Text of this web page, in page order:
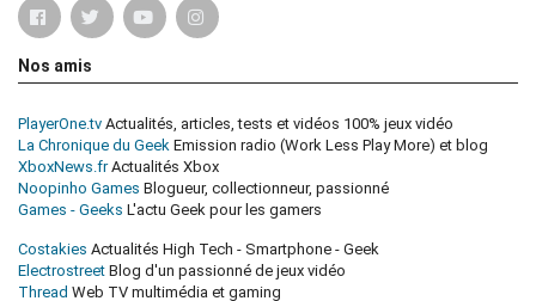
Nos amis
PlayerOne.tv Actualités, articles, tests et vidéos 100% jeux vidéo
La Chronique du Geek Emission radio (Work Less Play More) et blog
XboxNews.frActualités Xbox
Noopinho Games Blogueur, collectionneur, passionné
Games - Geeks L'actu Geek pour les gamers
Costakies Actualités High Tech - Smartphone - Geek
Electrostreet Blog d'un passionné de jeux vidéo
Thread Web TV multimédia et gaming